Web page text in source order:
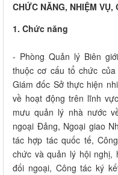
CHỨC NĂNG, NHIỆM VỤ,
1. Chức năng
- Phòng Quản lý Biên
thuộc cơ cấu tổ chức
Giám đốc Sở thực hiện
về hoạt động trên lĩnh
mưu quản lý nhà nước
ngoại Đảng, Ngoại giao
tác hợp tác quốc tế,
chức và quản lý hội nghị,
đối ngoại, Công tác ký